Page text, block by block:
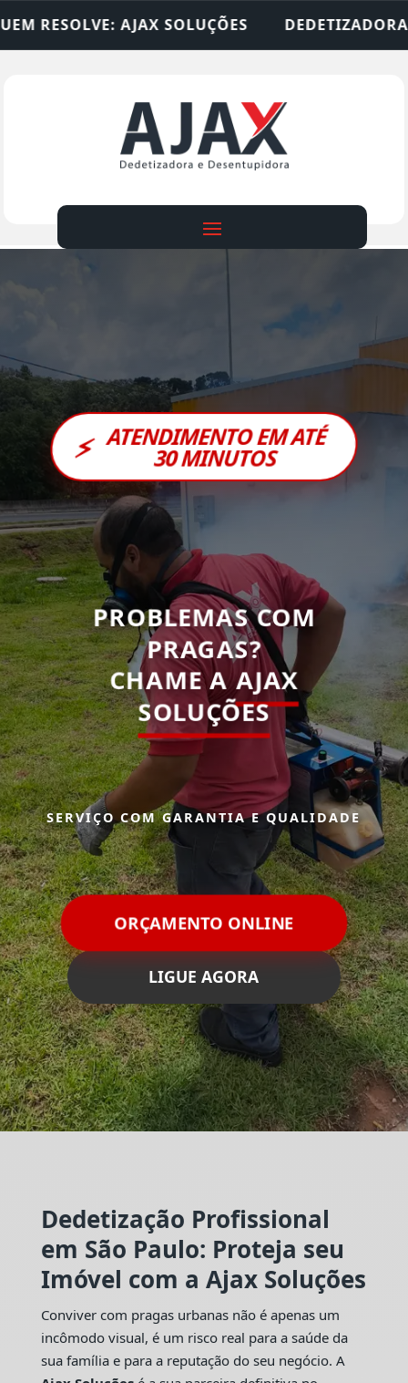
DEDETIZADORA • DESENTUPIDORA •
⚡ ATENDIMENTO EM ATÉ
30 MINUTOS
PROBLEMAS COM
PRAGAS?
CHAME AAJAX
SOLUÇÕES
SERVIÇO COM GARANTIA E QUALIDADE
ORÇAMENTO ONLINE
LIGUE AGORA
Dedetização Profissional
em São Paulo: Proteja seu
Imóvel com a Ajax Soluções
Conviver com pragas urbanas não é apenas um
incômodo visual, é um risco real para a saúde da
sua família e para a reputação do seu negócio. A